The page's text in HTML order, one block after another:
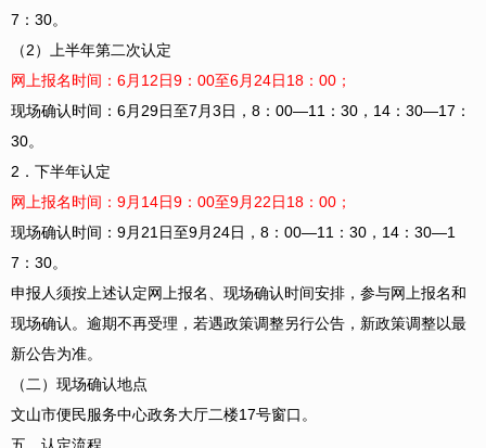
7：30。
（2）上半年第二次认定
网上报名时间：6月12日9：00至6月24日18：00；
现场确认时间：6月29日至7月3日，8：00—11：30，14：30—17：
30。
2．下半年认定
网上报名时间：9月14日9：00至9月22日18：00；
现场确认时间：9月21日至9月24日，8：00—11：30，14：30—1
7：30。
申报人须按上述认定网上报名、现场确认时间安排，参与网上报名和
现场确认。逾期不再受理，若遇政策调整另行公告，新政策调整以最
新公告为准。
（二）现场确认地点
文山市便民服务中心政务大厅二楼17号窗口。